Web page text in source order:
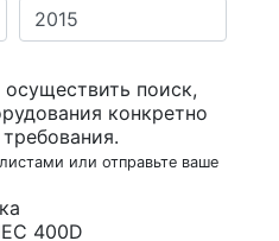
поиск,
конкретно
или отправьте ваше